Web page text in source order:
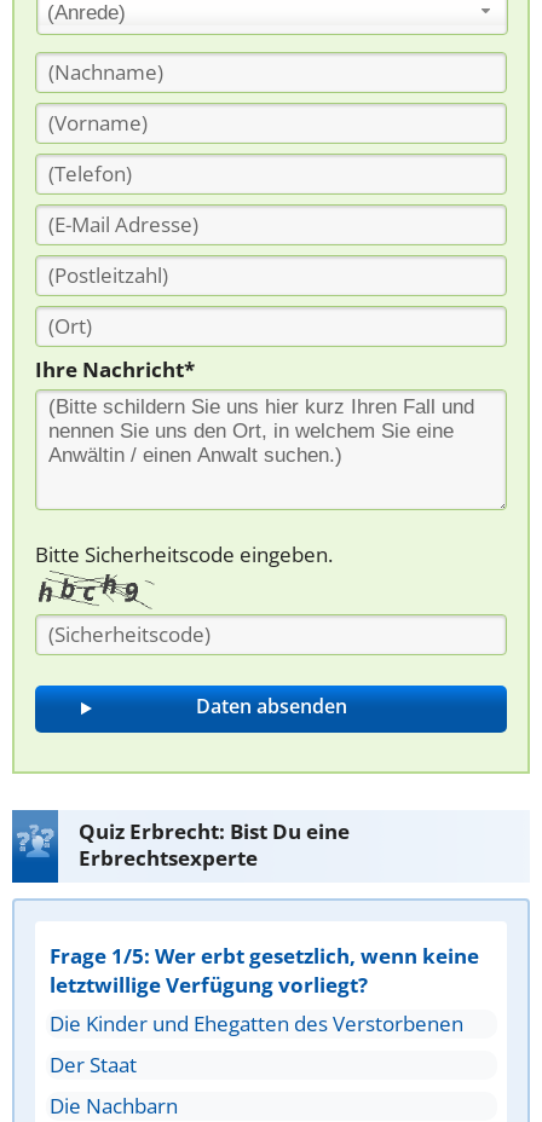
(Anrede)
Ihre Nachricht*
Bitte Sicherheitscode eingeben.
Quiz Erbrecht: Bist Du eine
Erbrechtsexperte
Frage 1/5: Wer erbt gesetzlich, wenn keine
letztwillige Verfügung vorliegt?
Die Kinder und Ehegatten des Verstorbenen
Der Staat
Die Nachbarn